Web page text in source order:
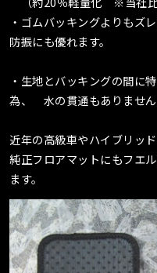
・ゴムバッキングよりもズ
防振にも優れます。
・生地とバッキングの間に
為、 水の貫通もありません
近年の高級車やハイブリッ
純正フロアマットにもフエ
ます。